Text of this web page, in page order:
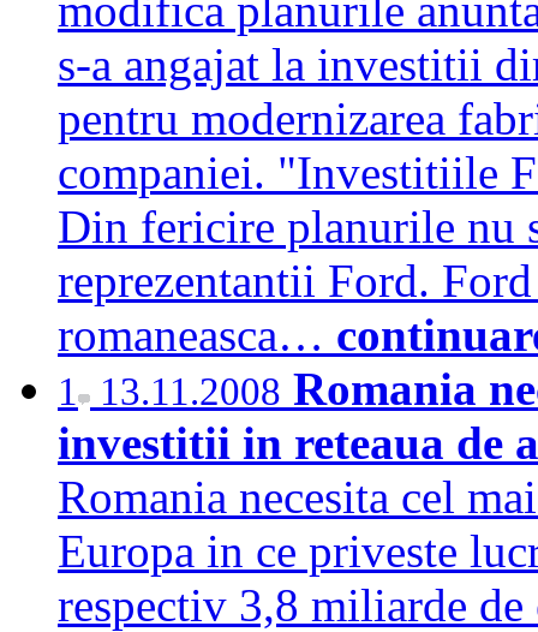
s-a angajat la investitii
pentru modernizarea
companiei. "Investitiile
Din fericire planurile nu
reprezentantii Ford.
romaneasca…
1 13.11.2008 Romania
investitii in reteaua de
Romania necesita cel
Europa in ce priveste
respectiv 3,8 miliarde